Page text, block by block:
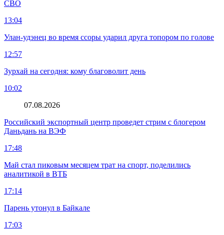
СВО
13:04
Улан-удэнец во время ссоры ударил друга топором по голове
12:57
Зурхай на сегодня: кому благоволит день
10:02
07.08.2026
Российский экспортный центр проведет стрим с блогером
Даньдань на ВЭФ
17:48
Май стал пиковым месяцем трат на спорт, поделились
аналитикой в ВТБ
17:14
Парень утонул в Байкале
17:03